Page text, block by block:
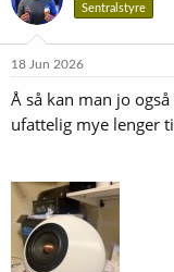
j
o
e
:
Sentralstyre
18 Jun 2026
Å så kan man jo
ufattelig mye lenger